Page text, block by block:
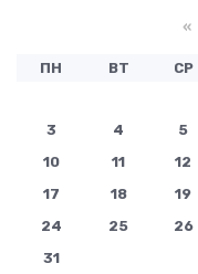
«
ПН ВТ СР
3
4 5
10
11 12
17
18 19
24
25 26
31